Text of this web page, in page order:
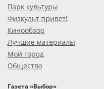
Парк культуры
Физкульт привет!
Кинообзор
Лучшие материалы
Мой город
Общество
Газета «Выбор»